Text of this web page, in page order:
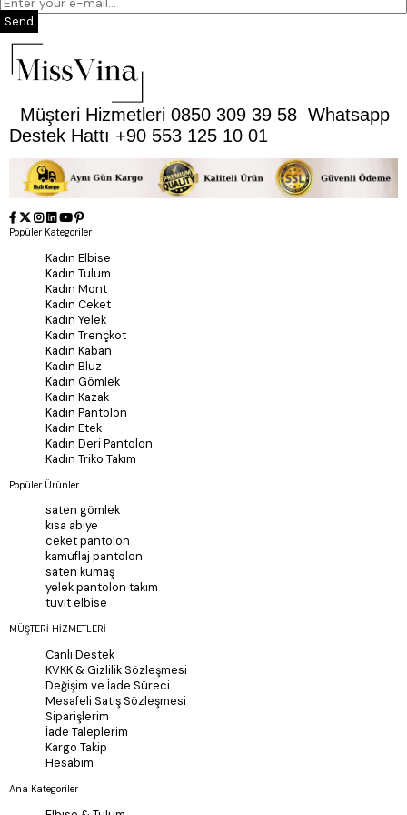
Send
Müşteri Hizmetleri 0850 309 39 58 Whatsapp
Destek Hattı +90 553 125 10 01
Popüler Kategoriler
Kadın Elbise
Kadın Tulum
Kadın Mont
Kadın Ceket
Kadın Yelek
Kadın Trençkot
Kadın Kaban
Kadın Bluz
Kadın Gömlek
Kadın Kazak
Kadın Pantolon
Kadın Etek
Kadın Deri Pantolon
Kadın Triko Takım
Popüler Ürünler
saten gömlek
kısa abiye
ceket pantolon
kamuflaj pantolon
saten kumaş
yelek pantolon takım
tüvit elbise
MÜŞTERİ HİZMETLERİ
Canlı Destek
KVKK & Gizlilik Sözleşmesi
Değişim ve İade Süreci
Mesafeli Satiş Sözleşmesi
Siparişlerim
İade Taleplerim
Kargo Takip
Hesabım
Ana Kategoriler